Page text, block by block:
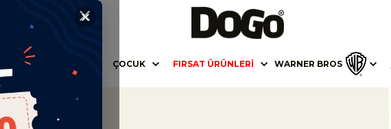
KADIN ÇOCUK FIRSAT ÜRÜNLERI WARNER BROS
✕